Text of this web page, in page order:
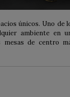
únicos. Uno de
ambiente en
de centro